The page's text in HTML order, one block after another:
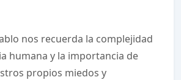
nos recuerda la complejidad
humana y la importancia de
propios miedos y